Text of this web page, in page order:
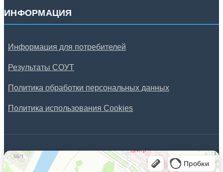
ИНФОРМАЦИЯ
Информация для потребителей
Результаты СОУТ
Политика обработки персональных данных
Политика использования Cookies